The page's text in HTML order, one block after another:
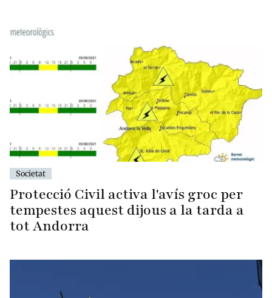
Societat
Protecció Civil activa l'avís groc per
tempestes aquest dijous a la tarda a
tot Andorra